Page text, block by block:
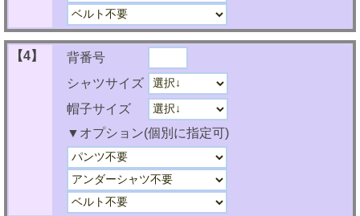
【4】
背番号
シャツサイズ
帽子サイズ
▼オプション(個別に指定可)